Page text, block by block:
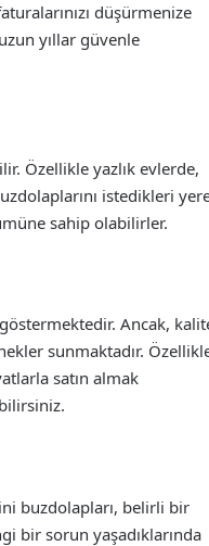
düşürmenize
yıllar güvenle
Özellikle yazlık evlerde,
istedikleri
sahip olabilirler.
Ancak,
sunmaktadır.
satın almak
buzdolapları, belirli bir
bir sorun yaşadıklarında